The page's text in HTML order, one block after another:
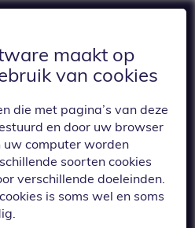
maakt op
van cookies
die met pagina’s van deze
en door uw browser
computer worden
soorten cookies
verschillende doeleinden.
is soms wel en soms